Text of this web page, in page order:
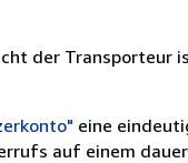
der Transporteur
eine
auf einem